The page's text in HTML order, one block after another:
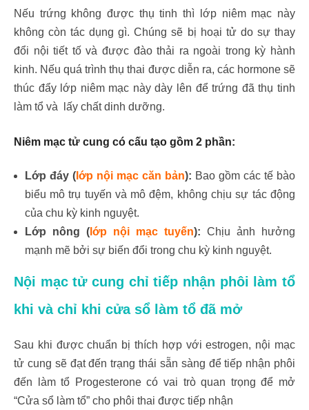
Nếu trứng không được thụ tinh thì lớp niêm mạc này
không còn tác dụng gì. Chúng sẽ bị hoại tử do sự thay
đổi nội tiết tố và được đào thải ra ngoài trong kỳ hành
kinh. Nếu quá trình thụ thai được diễn ra, các hormone sẽ
thúc đẩy lớp niêm mạc này dày lên để trứng đã thụ tinh
làm tổ và lấy chất dinh dưỡng.
Niêm mạc tử cung có cấu tạo gồm 2 phần:
Lớp đáy (lớp nội mạc căn bản): Bao gồm các tế bào
biểu mô trụ tuyến và mô đệm, không chịu sự tác động
của chu kỳ kinh nguyệt.
Lớp nông (lớp nội mạc tuyến): Chịu ảnh hưởng
mạnh mẽ bởi sự biến đổi trong chu kỳ kinh nguyệt.
Nội mạc tử cung chỉ tiếp nhận phôi làm tổ
khi và chỉ khi cửa sổ làm tổ đã mở
Sau khi được chuẩn bị thích hợp với estrogen, nội mạc
tử cung sẽ đạt đến trạng thái sẵn sàng để tiếp nhận phôi
đến làm tổ Progesterone có vai trò quan trọng để mở
“Cửa sổ làm tổ” cho phôi thai được tiếp nhận